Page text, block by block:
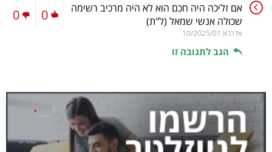
אם זליכה היה חכם הוא לא היה מרכיב רשימה
שכולה אנשי שמאל (ל"ת)
אדרבא 10/2025/01
הגב לתגובה זו
0
0